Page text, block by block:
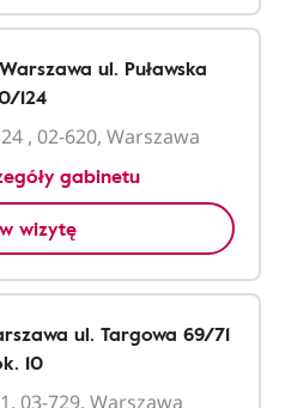
ul. Puławska
124
, 02-620, Warszawa
gabinetu
wizytę
ul. Targowa 69/71
10
03-729, Warszawa